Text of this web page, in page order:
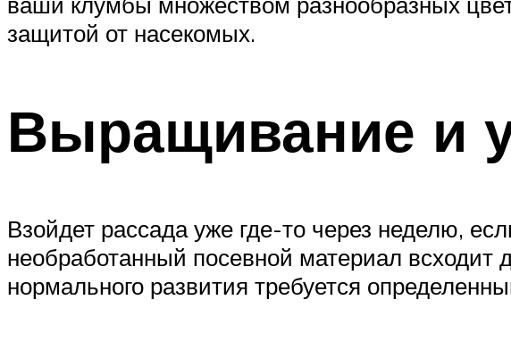
защитой от насекомых.
Выращивание и
Взойдет рассада уже где-то через неделю,
необработанный посевной материал
нормального развития требуется